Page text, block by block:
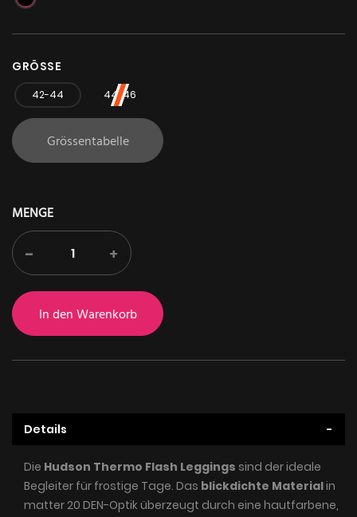
GRÖSSE
42-44 44-46
Grössentabelle
MENGE
- +
In den Warenkorb
Details
Die Hudson Thermo Flash Leggings sind der ideale
Begleiter für frostige Tage. Das blickdichte Materialin
matter 20 DEN-Optik überzeugt durch eine hautfarbene,